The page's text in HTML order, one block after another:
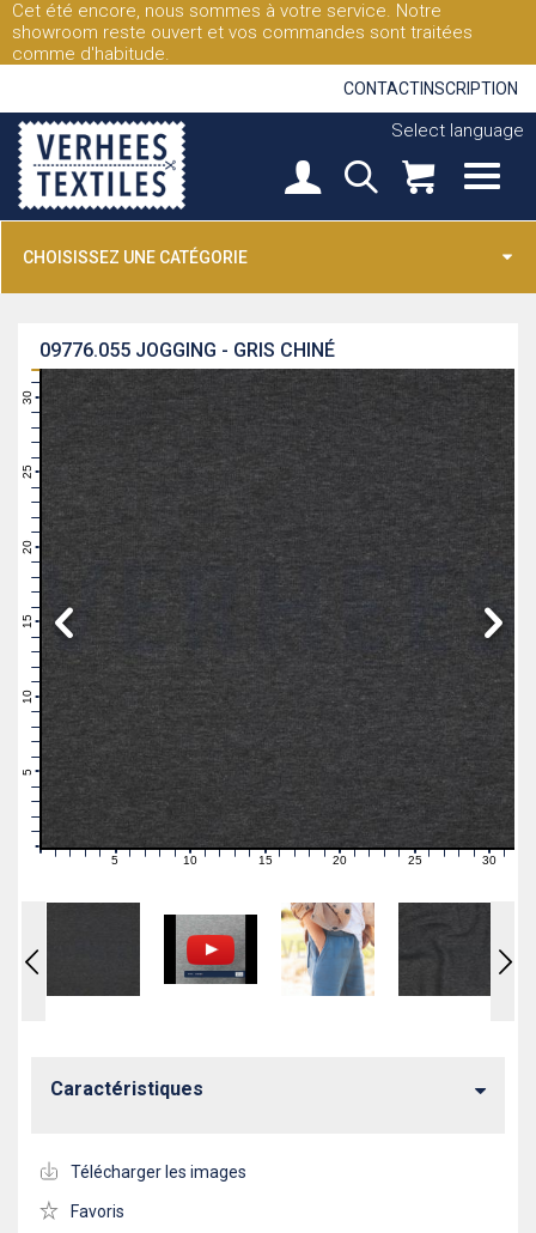
Cet été encore, nous sommes à votre service. Notre
showroom reste ouvert et vos commandes sont traitées
comme d'habitude.
CONTACT INSCRIPTION
Select language
CHOISISSEZ UNE CATÉGORIE
JOGGING - GRIS CHINÉ
09776.055
11
14
16
21
26
30
0 1 2 3 4 6 7 89 11121314 16171819 20 21222324 26272829 31
Caractéristiques
Télécharger les images
Favoris